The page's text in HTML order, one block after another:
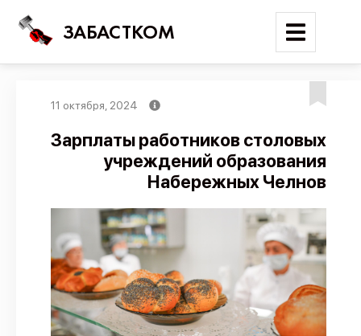
ЗАБАСТКОМ
Поиск
Новости
Карта событий
Трудовые конфликты
Отчеты
Предложить публикацию
Справочник
11 октября, 2024
Зарплаты работников столовых
учреждений образования
Набережных Челнов